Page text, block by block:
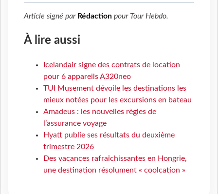
Article signé par Rédaction pour Tour Hebdo.
À lire aussi
Icelandair signe des contrats de location
pour 6 appareils A320neo
TUI Musement dévoile les destinations les
mieux notées pour les excursions en bateau
Amadeus : les nouvelles règles de
l’assurance voyage
Hyatt publie ses résultats du deuxième
trimestre 2026
Des vacances rafraîchissantes en Hongrie,
une destination résolument « coolcation »